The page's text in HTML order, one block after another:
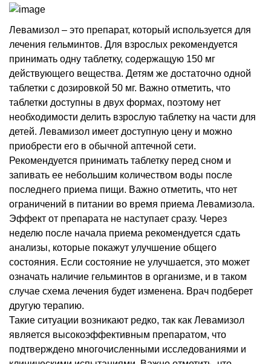
Левамизол – это препарат, который используется для
лечения гельминтов. Для взрослых рекомендуется
принимать одну таблетку, содержащую 150 мг
действующего вещества. Детям же достаточно одной
таблетки с дозировкой 50 мг. Важно отметить, что
таблетки доступны в двух формах, поэтому нет
необходимости делить взрослую таблетку на части для
детей. Левамизол имеет доступную цену и можно
приобрести его в обычной аптечной сети.
Рекомендуется принимать таблетку перед сном и
запивать ее небольшим количеством воды после
последнего приема пищи. Важно отметить, что нет
ограничений в питании во время приема Левамизола.
Эффект от препарата не наступает сразу. Через
неделю после начала приема рекомендуется сдать
анализы, которые покажут улучшение общего
состояния. Если состояние не улучшается, это может
означать наличие гельминтов в организме, и в таком
случае схема лечения будет изменена. Врач подберет
другую терапию.
Такие ситуации возникают редко, так как Левамизол
является высокоэффективным препаратом, что
подтверждено многочисленными исследованиями и